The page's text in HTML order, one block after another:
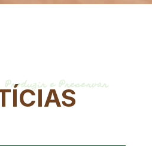
Produzir e Preservar